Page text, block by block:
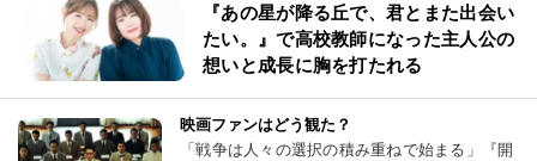
『あの星が降る丘で、君とまた出会い
たい。』で高校教師になった主人公の
想いと成長に胸を打たれる
映画ファンはどう観た？
「戦争は人々の選択の積み重ねで始まる」『開